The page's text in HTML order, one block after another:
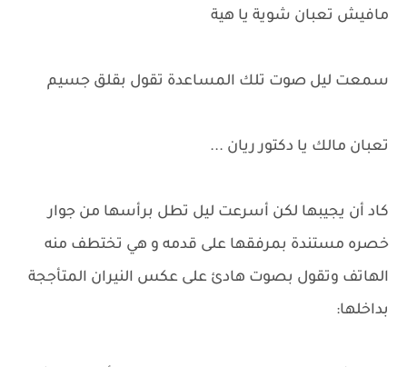
مافيش تعبان شوية يا هية
سمعت ليل صوت تلك المساعدة تقول بقلق جسيم
تعبان مالك يا دكتور ريان ...
كاد أن يجيبها لكن أسرعت ليل تطل برأسها من جوار
خصره مستندة بمرفقها على قدمه و هي تختطف منه
الهاتف وتقول بصوت هادئ على عكس النيران المتأججة
بداخلها: